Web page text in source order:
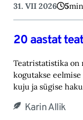
31. VII 2026 5
20 aastat
Teatristatistika on
kogutakse
kuju ja sügise
Karin Allik